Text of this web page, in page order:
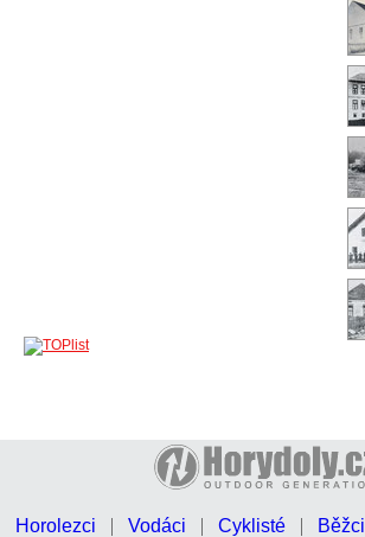
Horolezci Vodáci Cyklisté Běžci